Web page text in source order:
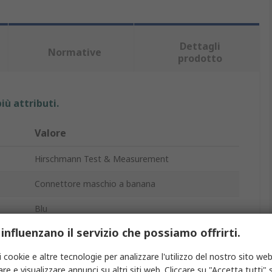
Normative
Dettagli
prodotto
attributi.
Valore
Hirschmann Test & Measurement
Connettore maschio a banana
Blu
Maschio
Vite
il servizio che possiamo offrirti.
cookie e altre tecnologie per analizzare l'utilizzo del nostro sito